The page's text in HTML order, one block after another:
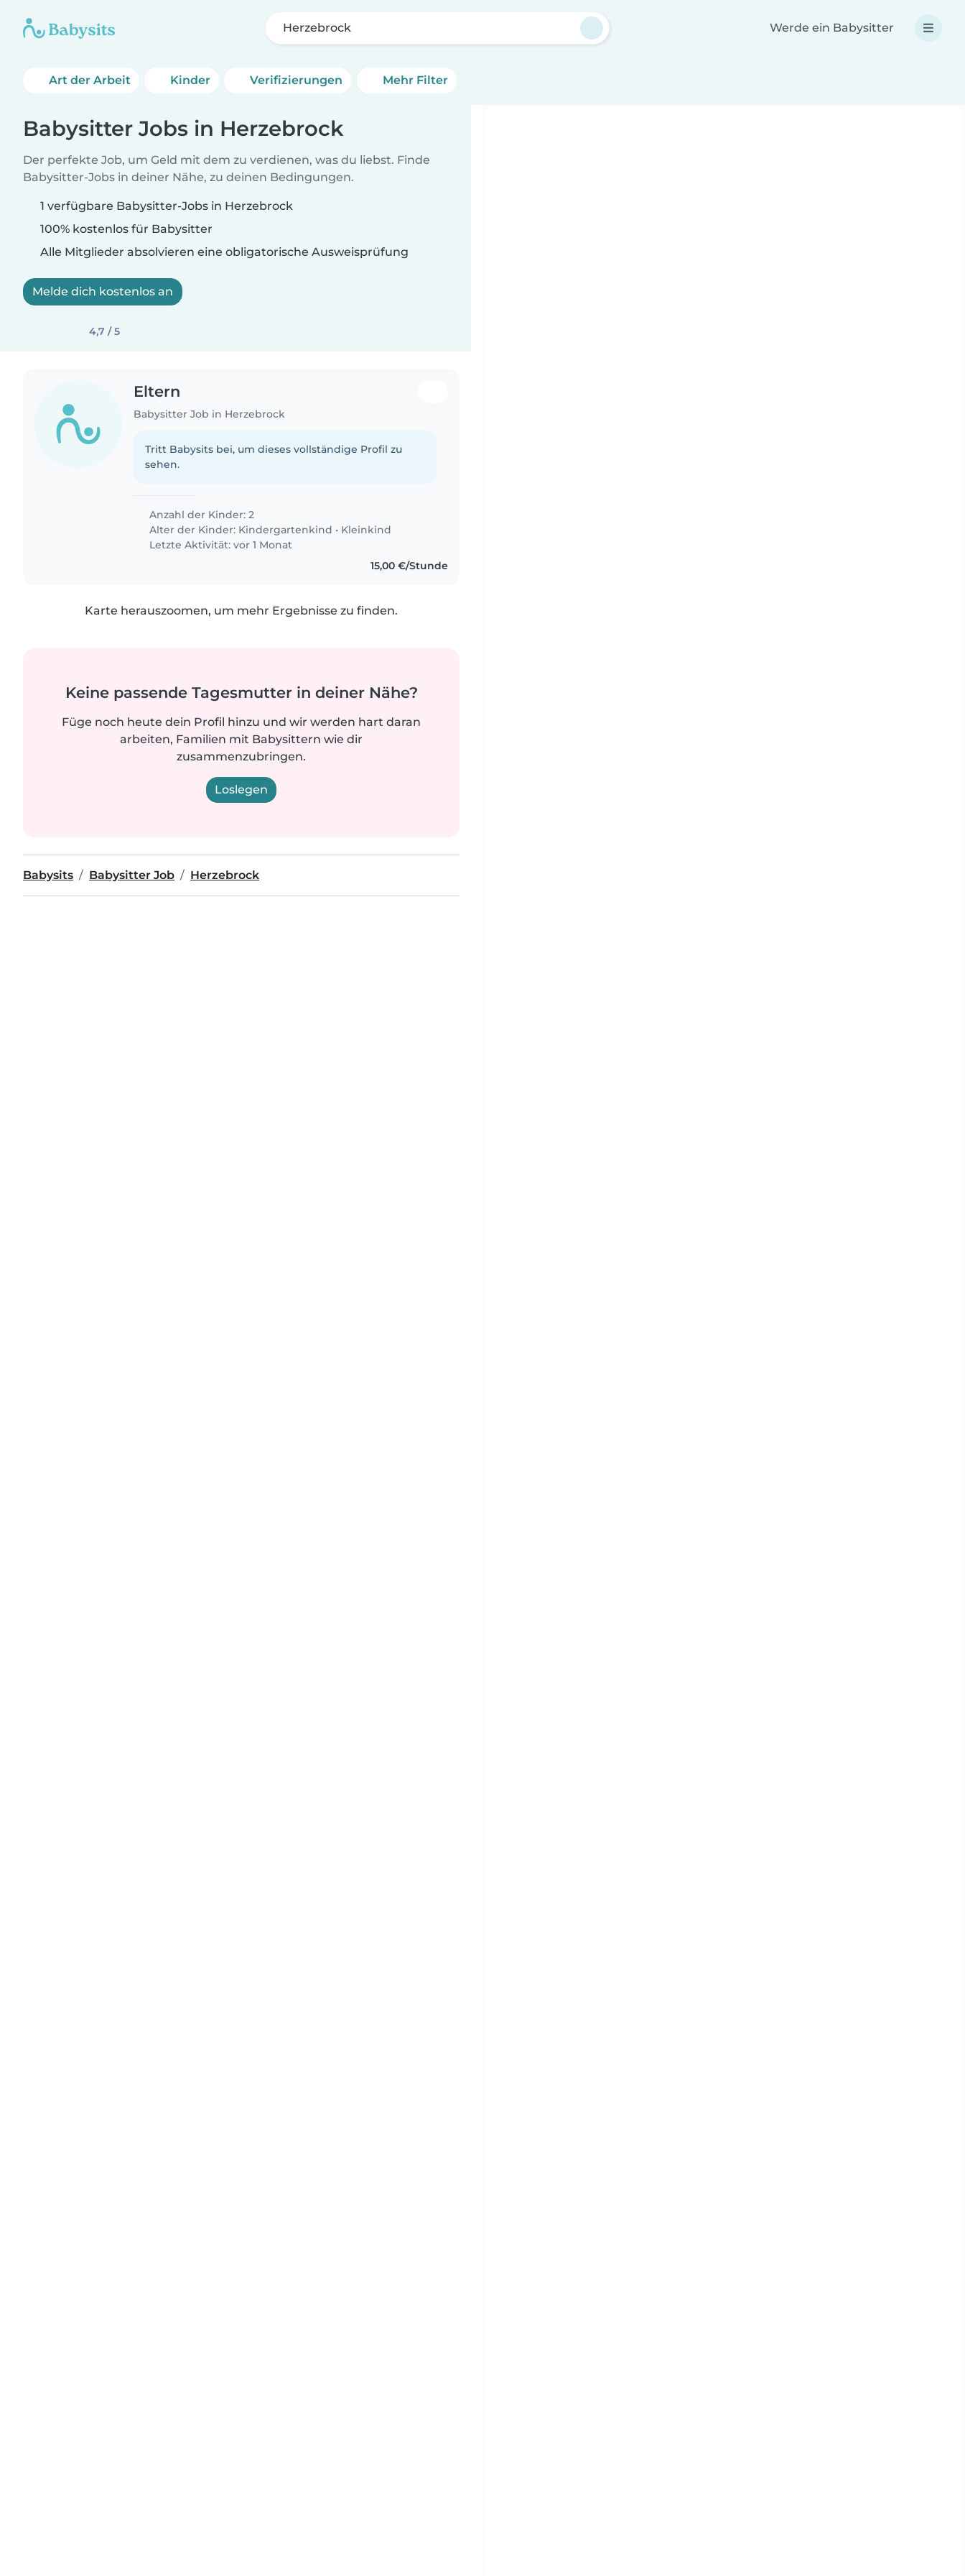
Herzebrock Werde ein Babysitter
Art der Arbeit Kinder Verifizierungen Mehr Filter
Babysitter Jobs in Herzebrock
Der perfekte Job, um Geld mit dem zu verdienen, was du liebst. Finde
Babysitter-Jobs in deiner Nähe, zu deinen Bedingungen.
1 verfügbare Babysitter-Jobs in Herzebrock
100% kostenlos für Babysitter
Alle Mitglieder absolvieren eine obligatorische Ausweisprüfung
Melde dich kostenlos an
4,7 / 5
Eltern
Babysitter Job in Herzebrock
Tritt Babysits bei, um dieses vollständige Profil zu
sehen.
Anzahl der Kinder: 2
Alter der Kinder: Kindergartenkind • Kleinkind
Letzte Aktivität: vor 1 Monat
15,00 €/Stunde
Karte herauszoomen, um mehr Ergebnisse zu finden.
Keine passende Tagesmutter in deiner Nähe?
Füge noch heute dein Profil hinzu und wir werden hart daran
arbeiten, Familien mit Babysittern wie dir
zusammenzubringen.
Loslegen
Babysits Babysitter Job Herzebrock